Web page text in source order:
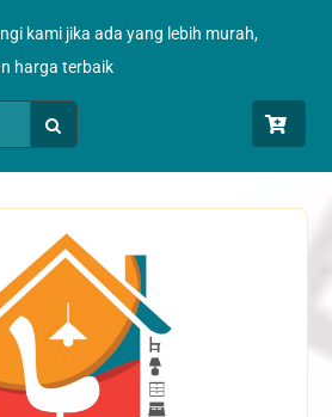
kami jika ada yang lebih murah,
harga terbaik